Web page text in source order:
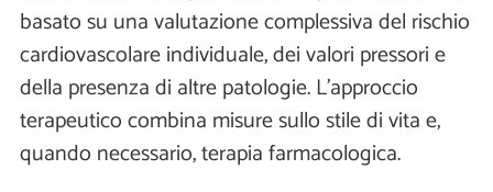
basato su una valutazione complessiva del rischio
cardiovascolare individuale, dei valori pressori e
della presenza di altre patologie. L’approccio
terapeutico combina misure sullo stile di vita e,
quando necessario, terapia farmacologica.